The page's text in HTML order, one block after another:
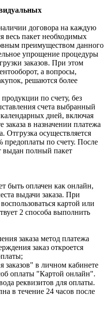
договора на каждую
весь пакет необходимых
преимуществом данного
упрощение процедуры
заказов. При этом
а вопросы,
решаются более
по счету, без
счета выбранный
дней, включая
в назначении платежа
Отгрузка осуществляется
предоплаты по счету. После
выдан полный пакет
быть оплачен как онлайн,
выдачи заказа. При
картой или
2 способа выполнить
заказа метод платежа
заказ откроется
заказов" в личном кабинете
оплаты "Картой онлайн".
реквизитов для оплаты.
в течение 24 часов после